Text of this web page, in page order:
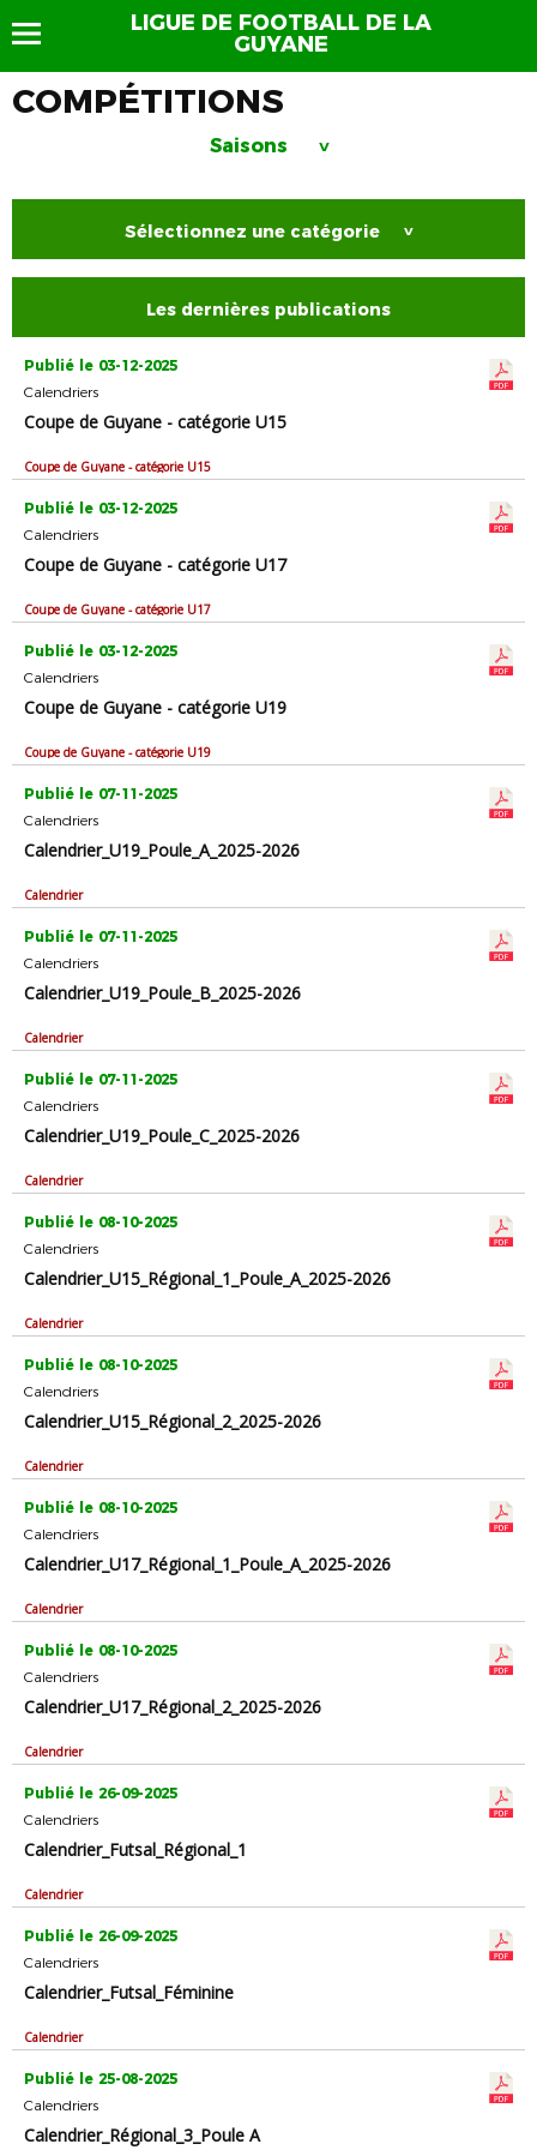
LIGUE DE FOOTBALL DE LA
GUYANE
COMPÉTITIONS
Saisons >
Sélectionnez une catégorie >
Les dernières publications
Publié le 03-12-2025
Calendriers
Coupe de Guyane - catégorie U15
Coupe de Guyane - catégorie U15
Publié le 03-12-2025
Calendriers
Coupe de Guyane - catégorie U17
Coupe de Guyane - catégorie U17
Publié le 03-12-2025
Calendriers
Coupe de Guyane - catégorie U19
Coupe de Guyane - catégorie U19
Publié le 07-11-2025
Calendriers
Calendrier_U19_Poule_A_2025-2026
Calendrier
Publié le 07-11-2025
Calendriers
Calendrier_U19_Poule_B_2025-2026
Calendrier
Publié le 07-11-2025
Calendriers
Calendrier_U19_Poule_C_2025-2026
Calendrier
Publié le 08-10-2025
Calendriers
Calendrier_U15_Régional_1_Poule_A_2025-2026
Calendrier
Publié le 08-10-2025
Calendriers
Calendrier_U15_Régional_2_2025-2026
Calendrier
Publié le 08-10-2025
Calendriers
Calendrier_U17_Régional_1_Poule_A_2025-2026
Calendrier
Publié le 08-10-2025
Calendriers
Calendrier_U17_Régional_2_2025-2026
Calendrier
Publié le 26-09-2025
Calendriers
Calendrier_Futsal_Régional_1
Calendrier
Publié le 26-09-2025
Calendriers
Calendrier_Futsal_Féminine
Calendrier
Publié le 25-08-2025
Calendriers
Calendrier_Régional_3_Poule A